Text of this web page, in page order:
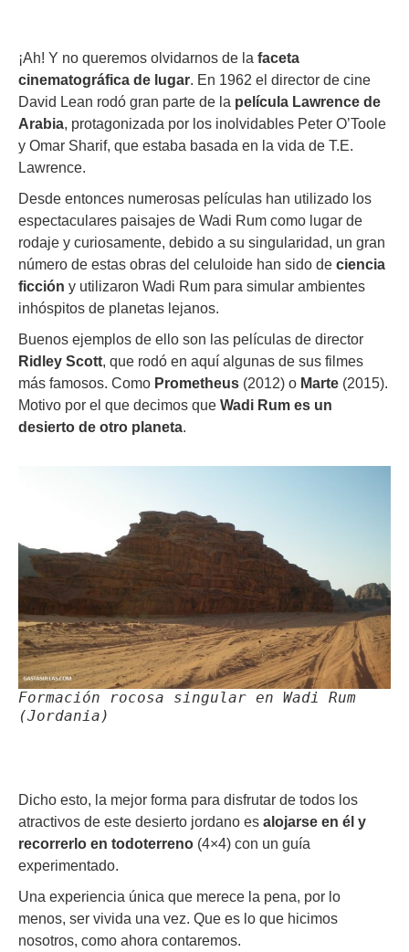
¡Ah! Y no queremos olvidarnos de la faceta
cinematográfica de lugar. En 1962 el director de cine
David Lean rodó gran parte de la película Lawrence de
Arabia, protagonizada por los inolvidables Peter O’Toole
y Omar Sharif, que estaba basada en la vida de T.E.
Lawrence.
Desde entonces numerosas películas han utilizado los
espectaculares paisajes de Wadi Rum como lugar de
rodaje y curiosamente, debido a su singularidad, un gran
número de estas obras del celuloide han sido de ciencia
ficción y utilizaron Wadi Rum para simular ambientes
inhóspitos de planetas lejanos.
Buenos ejemplos de ello son las películas de director
Ridley Scott, que rodó en aquí algunas de sus filmes
más famosos. Como Prometheus (2012) o Marte (2015).
Motivo por el que decimos que Wadi Rum es un
desierto de otro planeta.
Formación rocosa singular en Wadi Rum
(Jordania)
Dicho esto, la mejor forma para disfrutar de todos los
atractivos de este desierto jordano es alojarse en él y
recorrerlo en todoterreno (4×4) con un guía
experimentado.
Una experiencia única que merece la pena, por lo
menos, ser vivida una vez. Que es lo que hicimos
nosotros, como ahora contaremos.